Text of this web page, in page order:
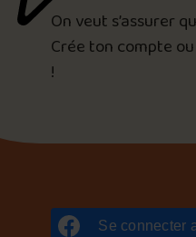
On veut s’assurer
Crée ton compte
!
Se connecter